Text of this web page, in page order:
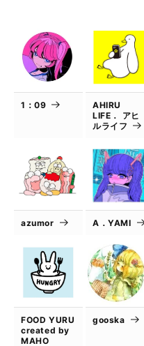
1：09
AHIRU
LIFE． アヒ
ルライフ
azumor A．YAMI
FOOD YURU
created by
MAHO
gooska